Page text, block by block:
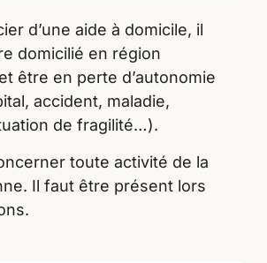
d’une aide à domicile, il
domicilié en région
être en perte d’autonomie
accident, maladie,
de fragilité…).
toute activité de la
Il faut être présent lors